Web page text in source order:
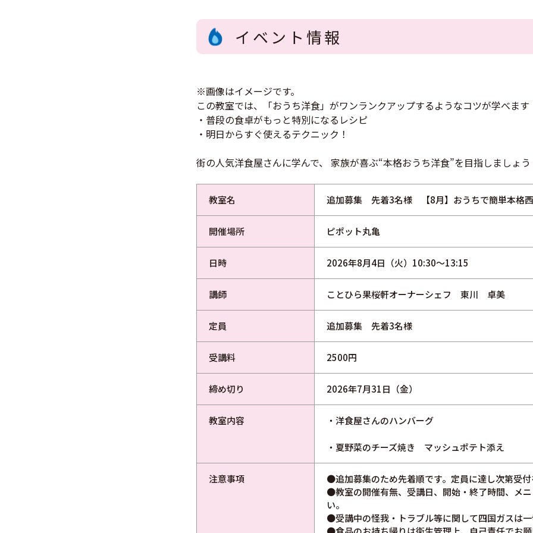
イベント情報
※画像はイメージです。
この教室では、「おうち洋食」がワンランクアップするようなコツが学べます
・普段の食卓がもっと特別になるレシピ
・明日からすぐ使えるテクニック！
街の人気洋食屋さんに学んで、 家族が喜ぶ“本格おうち洋食”を目指しましょう
教室名 追加募集 先着3名様 【8月】おうちで簡単本格
開催場所 ピポット丸亀
日時 2026年8月4日（火）10:30～13:15
講師 ことひら果桜軒オーナーシェフ 東川 卓美
定員 追加募集 先着3名様
受講料 2500円
締め切り 2026年7月31日（金）
教室内容 ・洋食屋さんのハンバーグ
・夏野菜のチーズ焼き マッシュポテト添え
注意事項
●追加募集のため先着順です。定員に達し次第受付
●教室の開催有無、受講日、開始・終了時間、メ
い。
●受講中の怪我・トラブル等に関して四国ガスは